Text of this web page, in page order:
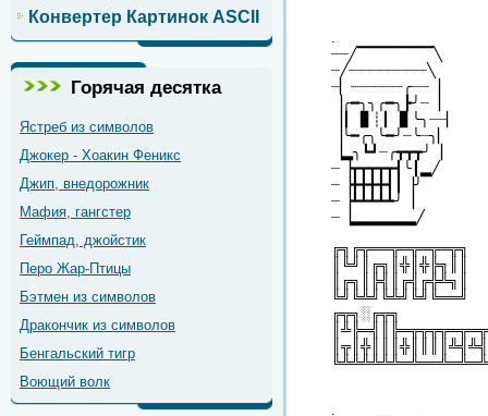
Конвертер Картинок ASCII
Горячая десятка
Ястреб из символов
Джокер - Хоакин Феникс
Джип, внедорожник
Мафия, гангстер
Геймпад, джойстик
Перо Жар-Птицы
Бэтмен из символов
Дракончик из символов
Бенгальский тигр
Воющий волк
.
┈┈╱▔▔▔▔▔▔▔╲
┈╱┈┈┈┈┈┈┈┈┈╲
┈▏┈┈┈┈┈┈╭┈┈▕
▕╭━╮╮╭━╮┣╯┈▕
▕┃▕▋┊┃▕▋╰╮┈┈▏
▕╰━╭╮╰━╯┈╰┈╮▏
▕▂╮┗┛┈╭┳┳┳╯▕
┈▕┳┳┳┳┳┫╰┃▂╱
┈▕╋╋╋╋┫┃▕╯
┈▕┻┻┻┻┻╯▕
┈▕▂▂▂▂▂▂╱
╔╗╔╦══╦═╦═╦═╦╗
║╚╝║╔╗║╬║╬╠╗║║
║╔╗║╠╣║╔╣╔╬╩╗║
╚╝╚╩╝╚╩╝╚╝╚══╝
╔╦╗░╔╦╗